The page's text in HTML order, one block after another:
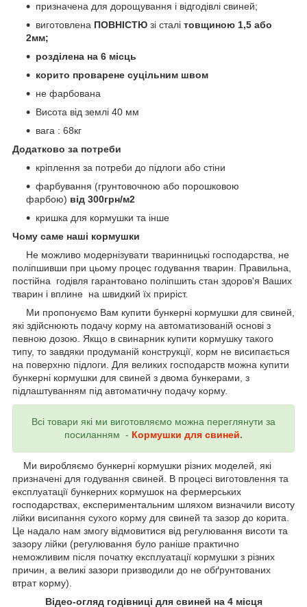
призначена для дорощування і відгодівлі свиней;
виготовлена ПОВНІСТЮ зі сталі товщиною 1,5 або
2мм;
розділена на 6 місць
корито проварене суцільним швом
не фарбована
Висота від землі 40 мм
вага : 68кг
Додатково за потреби
кріплення за потреби до підлоги або стіни
фарбування (грунтовочною або порошковою
фарбою) від 300грн/м2
кришка для кормушки та інше
Чому саме наші кормушки
Не можливо модернізувати тваринницькі господарства, не
поліпшивши при цьому процес годування тварин. Правильна,
постійна годівля гарантовано поліпшить стан здоров'я Ваших
тварин і вплине на швидкий їх приріст.
Ми пропонуємо Вам купити бункерні кормушки для свиней,
які здійснюють подачу корму на автоматизованій основі з
певною дозою. Якщо в свинарник купити кормушку такого
типу, то завдяки продуманій конструкції, корм не висипається
на поверхню підлоги. Для великих господарств можна купити
бункерні кормушки для свиней з двома бункерами, з
підлаштуванням під автоматичну подачу корму.
Всі товари які ми виготовляємо можна переглянути за
посиланням - Кормушки для свиней.
Ми виробляємо бункерні кормушки різних моделей, які
призначені для годування свиней. В процесі виготовлення та
експлуатації бункерних кормушок на фермерських
господарствах, експериментальним шляхом визначили висоту
лійки висипання сухого корму для свиней та зазор до корита.
Це надало нам змогу відмовитися від регулювання висоти та
зазору лійки (регулювання було раніше практично
неможливим після початку експлуатації кормушки з різних
причин, а великі зазори призводили до не обґрунтованих
втрат корму).
Відео-огляд годівниці для свиней на 4 місця